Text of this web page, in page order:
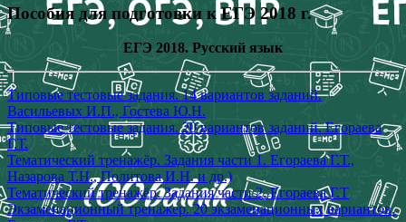
Пособия для подготовки к ЕГЭ 2018 г.
ЕГЭ 2018. Русский язык
Типовые тестовые задания. 14 вариантов заданий.
Васильевых И.П., Гостева Ю.Н.
Типовые тестовые задания. 20 вариантов заданий. Егораева
Г.Т.
Тематический тренажёр. Задания части 1. Егораева Г.Т.,
Назарова Т.Н., Политова И.Н. и др.)
Тематический тренажёр. Задания части 2. Егораева Г.Т
Экзаменационный тренажер. 20 экзаменационных вариантов.